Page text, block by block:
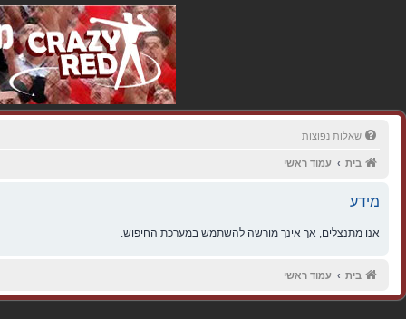
שאלות נפוצות
בית עמוד ראשי
מידע
אנו מתנצלים, אך אינך מורשה להשתמש במערכת החיפוש.
בית עמוד ראשי